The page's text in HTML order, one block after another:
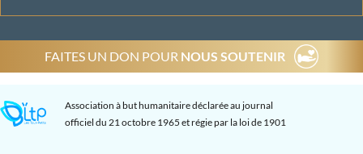
FAITES UN DON POUR NOUS SOUTENIR
Association à but humanitaire déclarée au journal
officiel du 21 octobre 1965 et régie par la loi de 1901